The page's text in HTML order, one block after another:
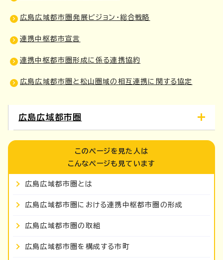
広島広域都市圏発展ビジョン・総合戦略
連携中枢都市宣言
連携中枢都市圏形成に係る連携協約
広島広域都市圏と松山圏域の相互連携に関する協定
広島広域都市圏
このページを見た人は
こんなページも見ています
広島広域都市圏とは
広島広域都市圏における連携中枢都市圏の形成
広島広域都市圏の取組
広島広域都市圏を構成する市町